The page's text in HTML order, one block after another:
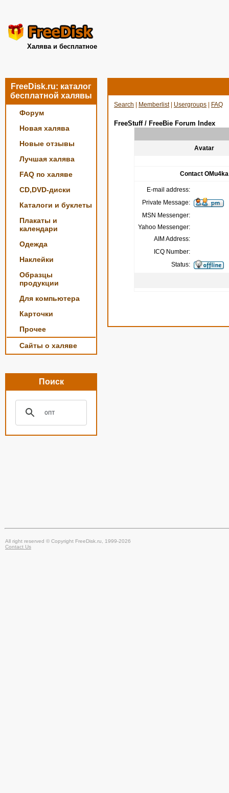
Халява и бесплатное
FreeDisk.ru: каталог
бесплатной халявы
Форум
Новая халява
Новые отзывы
Лучшая халява
FAQ по халяве
CD,DVD-диски
Каталоги и буклеты
Плакаты и
календари
Одежда
Наклейки
Образцы
продукции
Для компьютера
Карточки
Прочее
Сайты о халяве
Поиск
Search Memberlist| Usergroups FAQ
FreeStuff / FreeBie Forum Index
Avatar
Contact OMu4ka
E-mail address:
Private Message:
MSN Messenger:
Yahoo Messenger:
AIM Address:
ICQ Number:
Status:
All right reserved © Copyright FreeDisk.ru, 1999-2026
Contact Us